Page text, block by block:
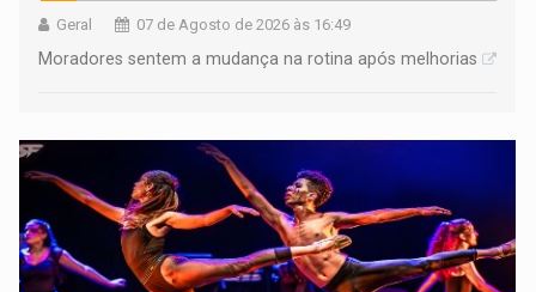
Geral 07 de Agosto de 2026 às 16:49
Moradores sentem a mudança na rotina após melhorias